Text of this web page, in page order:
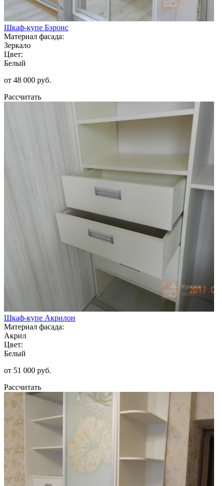
Шкаф-купе Бэронс
Материал фасада:
Зеркало
Цвет:
Белый
от 48 000 руб.
Рассчитать
Шкаф-купе Акрилон
Материал фасада:
Акрил
Цвет:
Белый
от 51 000 руб.
Рассчитать